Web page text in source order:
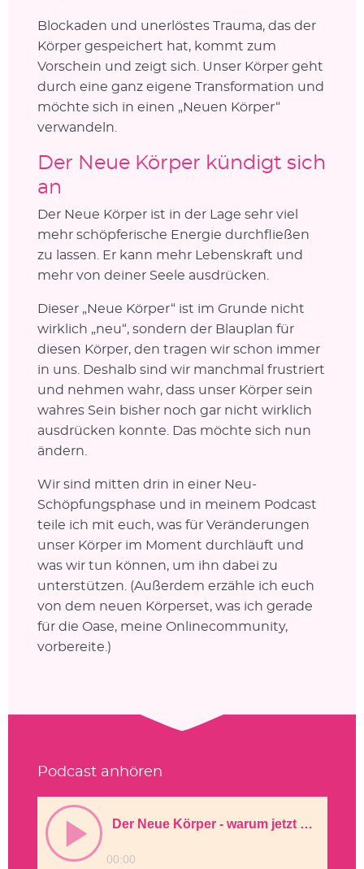
Blockaden und unerlöstes Trauma, das der
Körper gespeichert hat, kommt zum
Vorschein und zeigt sich. Unser Körper geht
durch eine ganz eigene Transformation und
möchte sich in einen „Neuen Körper“
verwandeln.
Der Neue Körper kündigt sich
an
Der Neue Körper ist in der Lage sehr viel
mehr schöpferische Energie durchfließen
zu lassen. Er kann mehr Lebenskraft und
mehr von deiner Seele ausdrücken.
Dieser „Neue Körper“ ist im Grunde nicht
wirklich „neu“, sondern der Blauplan für
diesen Körper, den tragen wir schon immer
in uns. Deshalb sind wir manchmal frustriert
und nehmen wahr, dass unser Körper sein
wahres Sein bisher noch gar nicht wirklich
ausdrücken konnte. Das möchte sich nun
ändern.
Wir sind mitten drin in einer Neu-
Schöpfungsphase und in meinem Podcast
teile ich mit euch, was für Veränderungen
unser Körper im Moment durchläuft und
was wir tun können, um ihn dabei zu
unterstützen. (Außerdem erzähle ich euch
von dem neuen Körperset, was ich gerade
für die Oase, meine Onlinecommunity,
vorbereite.)
Podcast anhören